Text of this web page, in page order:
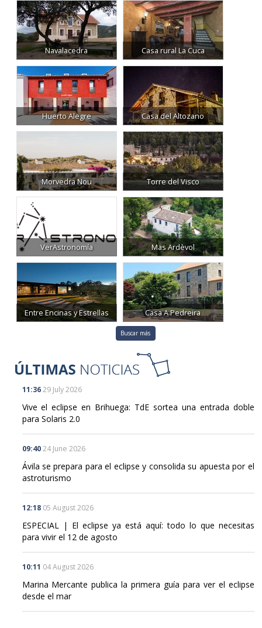
Navalacedra Casa rural La Cuca
Huerto Alegre Casa del Altozano
Morvedra Nou Torre del Visco
VerAstronomía Mas Ardèvol
Entre Encinas y Estrellas Casa A Pedreira
Buscar más
11:36 29 July 2026
Vive el eclipse en Brihuega: TdE sortea una entrada doble
para Solaris 2.0
09:40 24 June 2026
Ávila se prepara para el eclipse y consolida su apuesta por el
astroturismo
12:18 05 August 2026
ESPECIAL | El eclipse ya está aquí: todo lo que necesitas
para vivir el 12 de agosto
10:11 04 August 2026
Marina Mercante publica la primera guía para ver el eclipse
desde el mar